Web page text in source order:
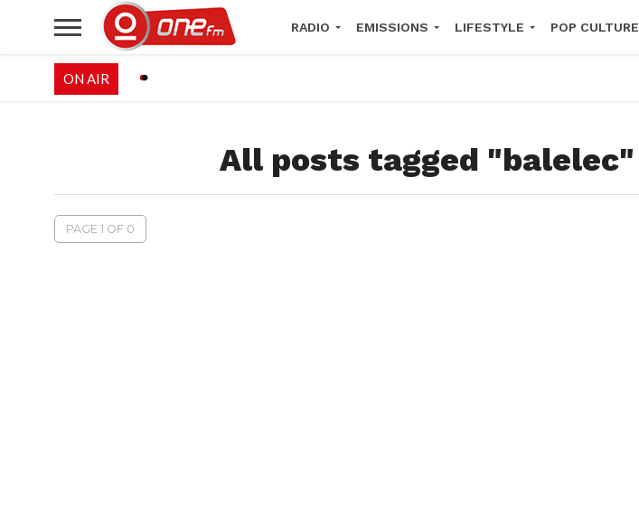
RADIO EMISSIONS LIFESTYLE POP CULTURE
ON AIR
All posts tagged "balelec"
PAGE 1 OF 0